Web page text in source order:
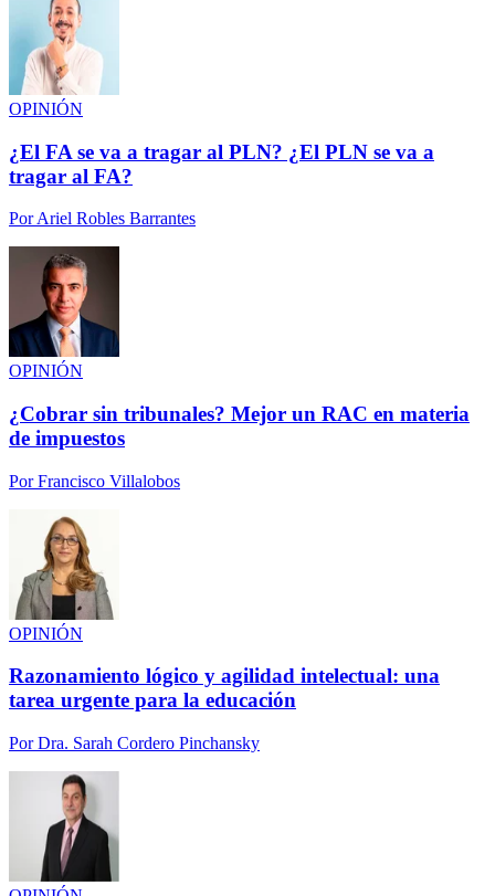
OPINIÓN
¿El FA se va a tragar al PLN? ¿El PLN se va a
tragar al FA?
PorAriel Robles Barrantes
OPINIÓN
¿Cobrar sin tribunales? Mejor un RAC en materia
de impuestos
PorFrancisco Villalobos
OPINIÓN
Razonamiento lógico y agilidad intelectual: una
tarea urgente para la educación
PorDra. Sarah Cordero Pinchansky